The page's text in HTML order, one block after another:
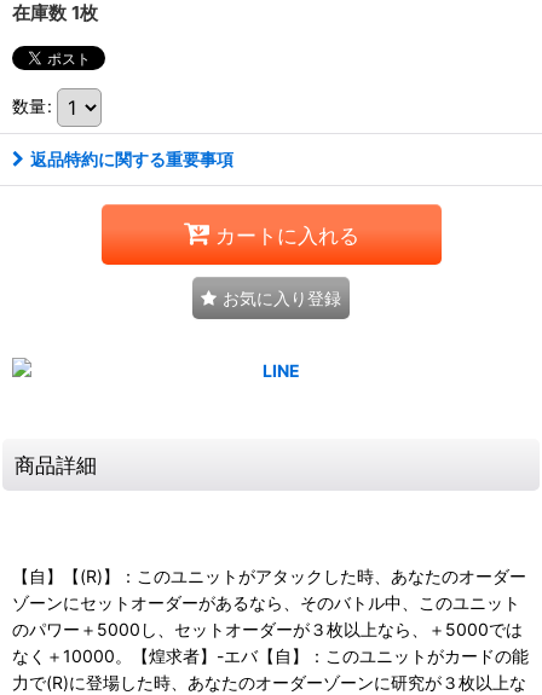
在庫数 1枚
数量:
返品特約に関する重要事項
カートに入れる
お気に入り登録
商品詳細
【自】【(R)】：このユニットがアタックした時、あなたのオーダー
ゾーンにセットオーダーがあるなら、そのバトル中、このユニット
のパワー＋5000し、セットオーダーが３枚以上なら、＋5000では
なく＋10000。【煌求者】-エバ【自】：このユニットがカードの能
力で(R)に登場した時、あなたのオーダーゾーンに研究が３枚以上な